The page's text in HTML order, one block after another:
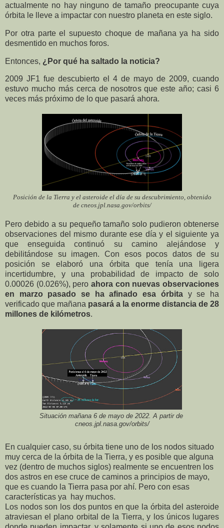
actualmente no hay ninguno de tamaño preocupante cuya
órbita le lleve a impactar con nuestro planeta en este siglo.
Por otra parte el supuesto choque de mañana ya ha sido
desmentido en muchos foros.
Entonces, ¿Por qué ha saltado la noticia?
2009 JF1 fue descubierto el 4 de mayo de 2009, cuando
estuvo mucho más cerca de nosotros que este año; casi 6
veces más próximo de lo que pasará ahora.
Posición de la Tierra y el asteroide el día de su descubrimiento, obtenido
de cneos.jpl.nasa.gov/orbits/
Pero debido a su pequeño tamaño solo pudieron obtenerse
observaciones del mismo durante ese día y el siguiente ya
que enseguida continuó su camino alejándose y
debilitándose su imagen. Con esos pocos datos de su
posición se elaboró una órbita que tenía una ligera
incertidumbre, y una probabilidad de impacto de solo
0.00026 (0.026%), pero ahora con nuevas observaciones
en marzo pasado se ha afinado esa órbitay se ha
verificado que mañana pasará a la enorme distancia de 28
millones de kilómetros.
Situación mañana 6 de mayo de 2022. A partir de
cneos.jpl.nasa.gov/orbits/
En cualquier caso, su órbita tiene uno de los nodos situado
muy cerca de la órbita de la Tierra, y es posible que alguna
vez (dentro de muchos siglos) realmente se encuentren los
dos astros en ese cruce de caminos a principios de mayo,
que es cuando la Tierra pasa por ahí. Pero con esas
características ya hay muchos.
Los nodos son los dos puntos en que la órbita del asteroide
atraviesan el plano orbital de la Tierra, y los únicos lugares